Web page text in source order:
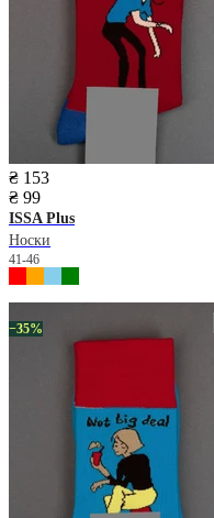
₴ 153
₴ 99
ISSA Plus
Носки
41-46
−35%